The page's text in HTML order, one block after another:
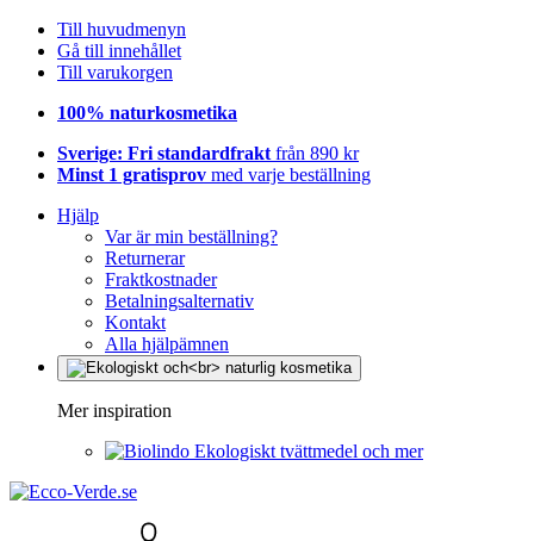
Till huvudmenyn
Gå till innehållet
Till varukorgen
100% naturkosmetika
Sverige: Fri standardfrakt från 890 kr
Minst 1 gratisprov med varje beställning
Hjälp
Var är min beställning?
Returnerar
Fraktkostnader
Betalningsalternativ
Kontakt
Alla hjälpämnen
Mer inspiration
Ekologiskt tvättmedel och mer